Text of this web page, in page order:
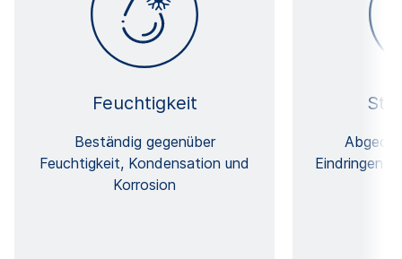
Feuchtigkeit
Beständig gegenüber
Feuchtigkeit, Kondensation und
Korrosion
Eindringen